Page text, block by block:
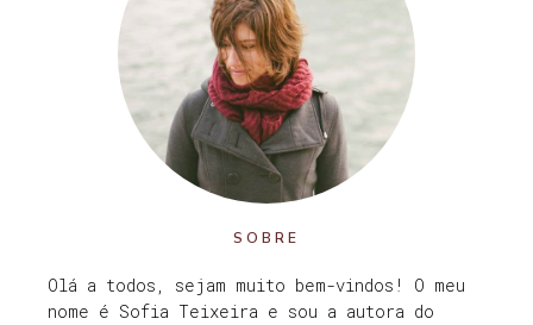
SOBRE
Olá a todos, sejam muito bem-vindos! O meu
nome é Sofia Teixeira e sou a autora do